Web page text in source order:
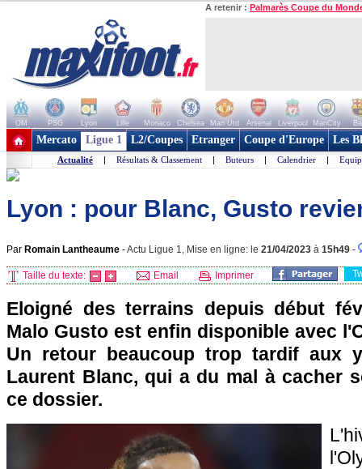
A retenir : Palmarès Coupe du
OM PSG Lyon Lille Monaco Chelsea Man Utd Arsenal Liverpool ManCity
+ de clubs
Mercato Ligue 1 L2/Coupes Etranger Coupe d'Europe Les
Actualité | Résultats & Classement | Buteurs | Calendrier |
Lyon : pour Blanc, Gusto
Par Romain Lantheaume -Actu Ligue 1, Mise en ligne: le 21/04/2023 à 15h49 -
Taille du texte: Email Imprimer
Eloigné des terrains depuis début
Malo Gusto est enfin disponible avec
Un retour beaucoup trop tardif aux
Laurent Blanc, qui a du mal à cacher
ce dossier.